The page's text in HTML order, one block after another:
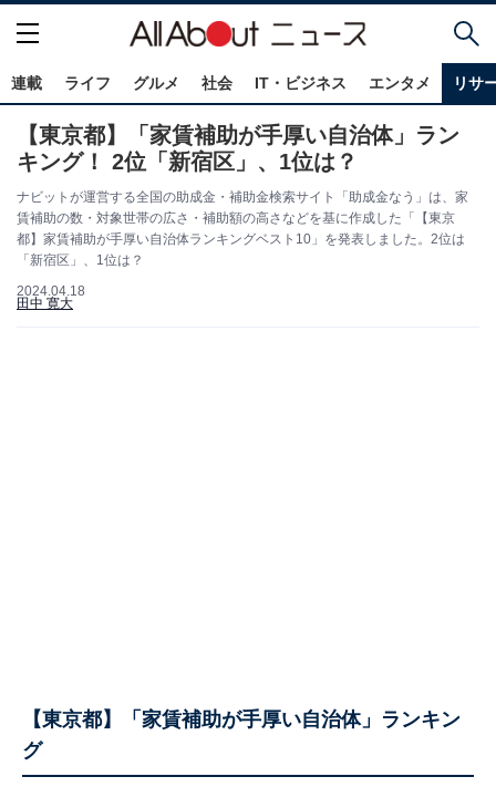
連載 ライフ グルメ 社会 IT・ビジネス エンタメ リサ
【東京都】「家賃補助が手厚い自治体」ラン
キング！ 2位「新宿区」、1位は？
ナビットが運営する全国の助成金・補助金検索サイト「助成金なう」は、家
賃補助の数・対象世帯の広さ・補助額の高さなどを基に作成した「【東京
都】家賃補助が手厚い自治体ランキングベスト10」を発表しました。2位は
「新宿区」、1位は？
2024.04.18
田中 寛大
【東京都】「家賃補助が手厚い自治体」ランキン
グ